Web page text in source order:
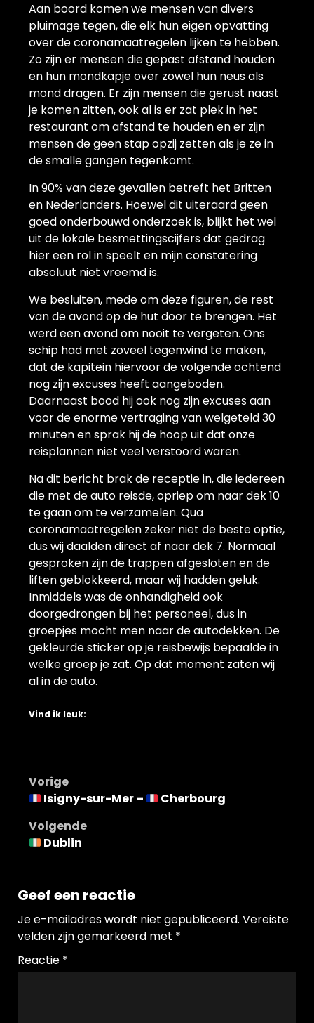
Aan boord komen we mensen van divers
pluimage tegen, die elk hun eigen opvatting
over de coronamaatregelen lijken te hebben.
Zo zijn er mensen die gepast afstand houden
en hun mondkapje over zowel hun neus als
mond dragen. Er zijn mensen die gerust naast
je komen zitten, ook al is er zat plek in het
restaurant om afstand te houden en er zijn
mensen de geen stap opzij zetten als je ze in
de smalle gangen tegenkomt.
In 90% van deze gevallen betreft het Britten
en Nederlanders. Hoewel dit uiteraard geen
goed onderbouwd onderzoek is, blijkt het wel
uit de lokale besmettingscijfers dat gedrag
hier een rol in speelt en mijn constatering
absoluut niet vreemd is.
We besluiten, mede om deze figuren, de rest
van de avond op de hut door te brengen. Het
werd een avond om nooit te vergeten. Ons
schip had met zoveel tegenwind te maken,
dat de kapitein hiervoor de volgende ochtend
nog zijn excuses heeft aangeboden.
Daarnaast bood hij ook nog zijn excuses aan
voor de enorme vertraging van welgeteld 30
minuten en sprak hij de hoop uit dat onze
reisplannen niet veel verstoord waren.
Na dit bericht brak de receptie in, die iedereen
die met de auto reisde, opriep om naar dek 10
te gaan om te verzamelen. Qua
coronamaatregelen zeker niet de beste optie,
dus wij daalden direct af naar dek 7. Normaal
gesproken zijn de trappen afgesloten en de
liften geblokkeerd, maar wij hadden geluk.
Inmiddels was de onhandigheid ook
doorgedrongen bij het personeel, dus in
groepjes mocht men naar de autodekken. De
gekleurde sticker op je reisbewijs bepaalde in
welke groep je zat. Op dat moment zaten wij
al in de auto.
Vind ik leuk:
Bericht
navigatie
Vorige
Isigny-sur-Mer –
Cherbourg
Volgende
Dublin
Geef een reactie
Je e-mailadres wordt niet gepubliceerd. Vereiste
velden zijn gemarkeerd met *
Reactie *